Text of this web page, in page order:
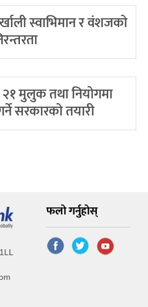
स्वाभिमान र वंशजको
मुलुक तथा नियोगमा
सरकारको तयारी
फलो गर्नुहोस्